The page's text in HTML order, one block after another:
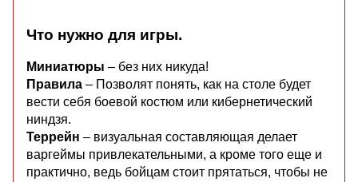
Что нужно для игры.
Миниатюры – без них никуда!
Правила – Позволят понять, как на столе будет
вести себя боевой костюм или кибернетический
ниндзя.
Террейн – визуальная составляющая делает
варгеймы привлекательными, а кроме того еще и
практично, ведь бойцам стоит прятаться, чтобы не